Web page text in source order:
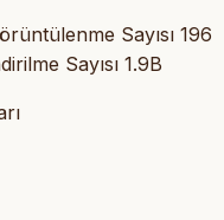
Sayısı 196
Sayısı 1.9B